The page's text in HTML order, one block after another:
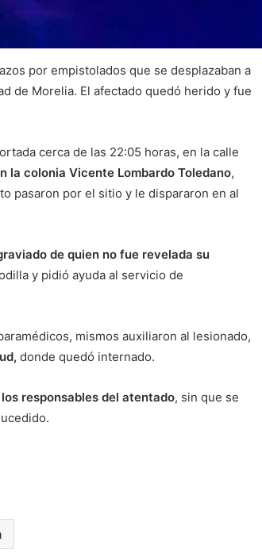
por empistolados que se desplazaban a
de Morelia. El afectado quedó herido y fue
cerca de las 22:05 horas, en la calle
la colonia Vicente Lombardo Toledano,
pasaron por el sitio y le dispararon en al
de quien no fue revelada su
y pidió ayuda al servicio de
mismos auxiliaron al lesionado,
donde quedó internado.
responsables del atentado, sin que se